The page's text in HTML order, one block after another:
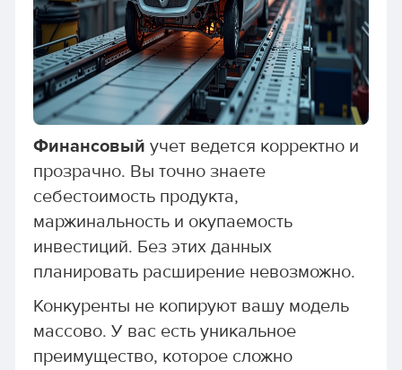
Финансовый учет ведется корректно и
прозрачно. Вы точно знаете
себестоимость продукта,
маржинальность и окупаемость
инвестиций. Без этих данных
планировать расширение невозможно.
Конкуренты не копируют вашу модель
массово. У вас есть уникальное
преимущество, которое сложно